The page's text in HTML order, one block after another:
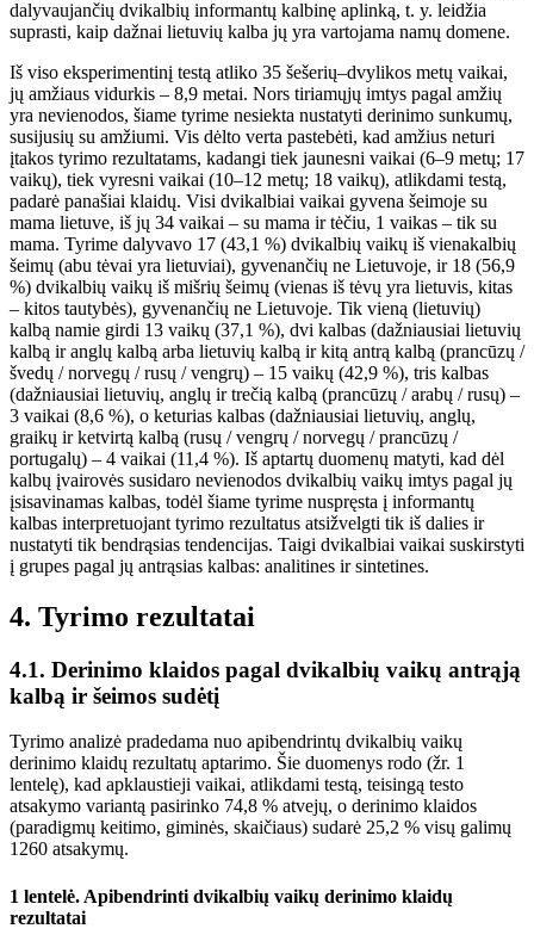
dalyvaujančių dvikalbių informantų kalbinę aplinką, t. y. leidžia
suprasti, kaip dažnai lietuvių kalba jų yra vartojama namų domene.
Iš viso eksperimentinį testą atliko 35 šešerių–dvylikos metų vaikai,
jų amžiaus vidurkis – 8,9 metai. Nors tiriamųjų imtys pagal amžių
yra nevienodos, šiame tyrime nesiekta nustatyti derinimo sunkumų,
susijusių su amžiumi. Vis dėlto verta pastebėti, kad amžius neturi
įtakos tyrimo rezultatams, kadangi tiek jaunesni vaikai (6–9 metų; 17
vaikų), tiek vyresni vaikai (10–12 metų; 18 vaikų), atlikdami testą,
padarė panašiai klaidų. Visi dvikalbiai vaikai gyvena šeimoje su
mama lietuve, iš jų 34 vaikai – su mama ir tėčiu, 1 vaikas – tik su
mama. Tyrime dalyvavo 17 (43,1 %) dvikalbių vaikų iš vienakalbių
šeimų (abu tėvai yra lietuviai), gyvenančių ne Lietuvoje, ir 18 (56,9
%) dvikalbių vaikų iš mišrių šeimų (vienas iš tėvų yra lietuvis, kitas
– kitos tautybės), gyvenančių ne Lietuvoje. Tik vieną (lietuvių)
kalbą namie girdi 13 vaikų (37,1 %), dvi kalbas (dažniausiai lietuvių
kalbą ir anglų kalbą arba lietuvių kalbą ir kitą antrą kalbą (prancūzų /
švedų / norvegų / rusų / vengrų) – 15 vaikų (42,9 %), tris kalbas
(dažniausiai lietuvių, anglų ir trečią kalbą (prancūzų / arabų / rusų) –
3 vaikai (8,6 %), o keturias kalbas (dažniausiai lietuvių, anglų,
graikų ir ketvirtą kalbą (rusų / vengrų / norvegų / prancūzų /
portugalų) – 4 vaikai (11,4 %). Iš aptartų duomenų matyti, kad dėl
kalbų įvairovės susidaro nevienodos dvikalbių vaikų imtys pagal jų
įsisavinamas kalbas, todėl šiame tyrime nuspręsta į informantų
kalbas interpretuojant tyrimo rezultatus atsižvelgti tik iš dalies ir
nustatyti tik bendrąsias tendencijas. Taigi dvikalbiai vaikai suskirstyti
į grupes pagal jų antrąsias kalbas: analitines ir sintetines.
4. Tyrimo rezultatai
4.1. Derinimo klaidos pagal dvikalbių vaikų antrąją
kalbą ir šeimos sudėtį
Tyrimo analizė pradedama nuo apibendrintų dvikalbių vaikų
derinimo klaidų rezultatų aptarimo. Šie duomenys rodo (žr. 1
lentelę), kad apklaustieji vaikai, atlikdami testą, teisingą testo
atsakymo variantą pasirinko 74,8 % atvejų, o derinimo klaidos
(paradigmų keitimo, giminės, skaičiaus) sudarė 25,2 % visų galimų
1260 atsakymų.
1 lentelė. Apibendrinti dvikalbių vaikų derinimo klaidų
rezultatai